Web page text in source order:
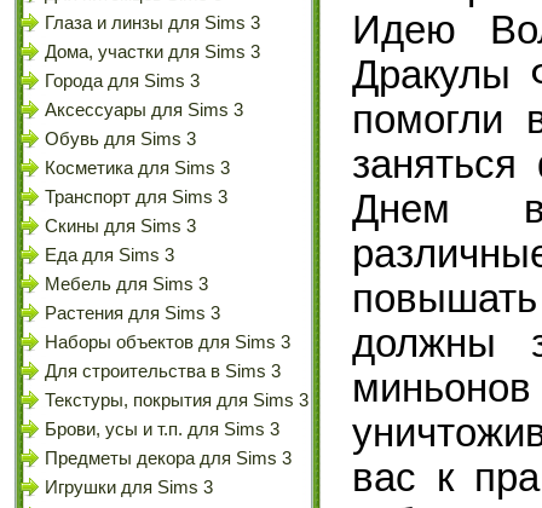
Глаза и линзы для Sims 3
Дома, участки для Sims 3
Города для Sims 3
Аксессуары для Sims 3
Обувь для Sims 3
Косметика для Sims 3
Транспорт для Sims 3
Скины для Sims 3
Еда для Sims 3
Мебель для Sims 3
Растения для Sims 3
Наборы объектов для Sims 3
Для строительства в Sims 3
Текстуры, покрытия для Sims 3
Брови, усы и т.п. для Sims 3
Предметы декора для Sims 3
Игрушки для Sims 3
Идею
Дракулы
помогли
Днем
должны
вас к